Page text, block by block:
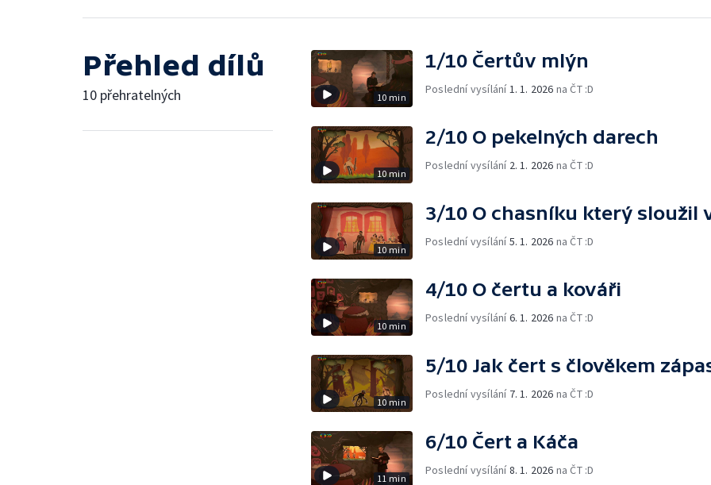
Přehled dílů
10 přehratelných 10 min
1/10 Čertův mlýn
Poslední vysílání 1. 1. 2026 na ČT :D
10 min
2/10 O pekelných darech
Poslední vysílání 2. 1. 2026 na ČT :D
10 min
3/10 O chasníku který sloužil
Poslední vysílání5. 1. 2026 na ČT :D
10 min
4/10 O čertu a kováři
Poslední vysílání6. 1. 2026 na ČT :D
10 min
5/10 Jak čert s člověkem
Poslední vysílání 7. 1. 2026 na ČT :D
11 min
6/10 Čert a Káča
Poslední vysílání8. 1. 2026 na ČT :D